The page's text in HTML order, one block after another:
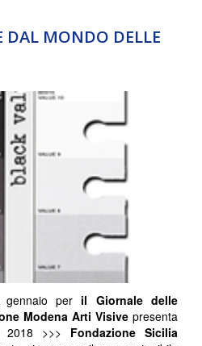
DAL MONDO DELLE
per il Giornale delle
Modena Arti Visive presenta
2018 >>> Fondazione Sicilia